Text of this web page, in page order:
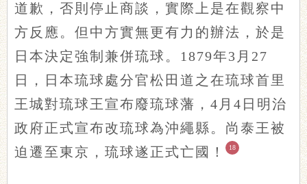
道歉，否則停止商談，實際上是在觀察中
方反應。但中方實無更有力的辦法，於是
日本決定強制兼併琉球。1879年3月27
日，日本琉球處分官松田道之在琉球首里
王城對琉球王宣布廢琉球藩，4月4日明治
政府正式宣布改琉球為沖繩縣。尚泰王被
迫遷至東京，琉球遂正式亡國！
18